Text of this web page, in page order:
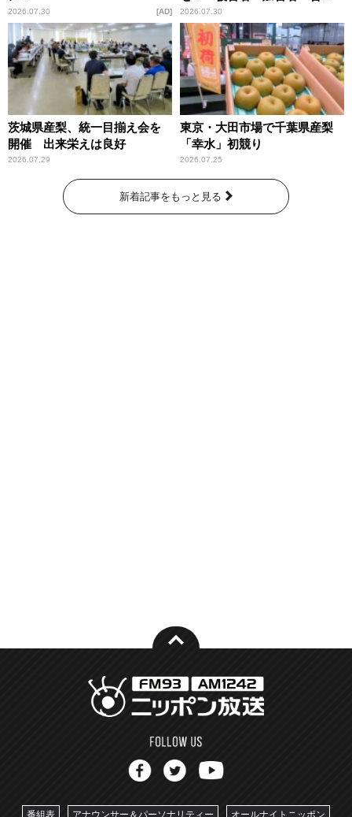
2026.07.30 AD
庁が語るトクリュウの実態
～」放送
2026.07.30
茨城県産梨、統一目揃え会を
開催 出来栄えは良好
2026.07.29
東京・大田市場で千葉県産梨
「幸水」初競り
2026.07.25
新着記事をもっと見る
番組表 アナウンサー＆パーソナリティー オールナイトニッポン